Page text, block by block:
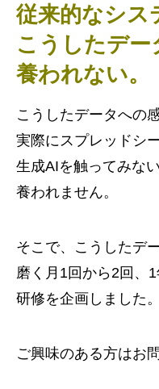
従来的なシス
こうしたデー
養われない。
こうしたデータへの
実際にスプレッドシ
生成AIを触ってみな
養われません。
そこで、こうしたデ
磨く月1回から2回、
研修を企画しました。
ご興味のある方はお